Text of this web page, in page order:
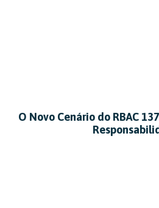
O Novo Cenário do RBAC